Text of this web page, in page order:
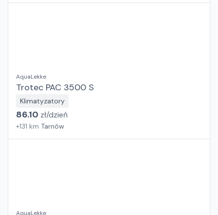
AquaLekke
Trotec PAC 3500 S
Klimatyzatory
86.10 zł/dzień
+131 km Tarnów
AquaLekke